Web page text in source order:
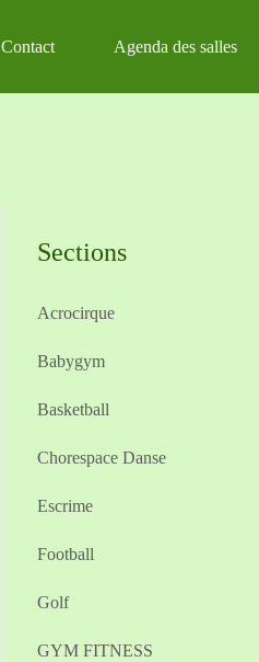
Contact Agenda des salles
Sections
Acrocirque
Babygym
Basketball
Chorespace Danse
Escrime
Football
Golf
GYM FITNESS